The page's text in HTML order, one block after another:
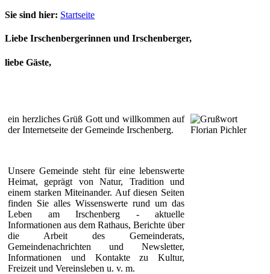
Sie sind hier: Startseite
Liebe Irschenbergerinnen und Irschenberger,
liebe Gäste,
ein herzliches Grüß Gott und willkommen auf
der Internetseite der Gemeinde Irschenberg.
Unsere Gemeinde steht für eine lebenswerte
Heimat, geprägt von Natur, Tradition und
einem starken Miteinander. Auf diesen Seiten
finden Sie alles Wissenswerte rund um das
Leben am Irschenberg - aktuelle
Informationen aus dem Rathaus, Berichte über
die Arbeit des Gemeinderats,
Gemeindenachrichten und Newsletter,
Informationen und Kontakte zu Kultur,
Freizeit und Vereinsleben u. v. m.